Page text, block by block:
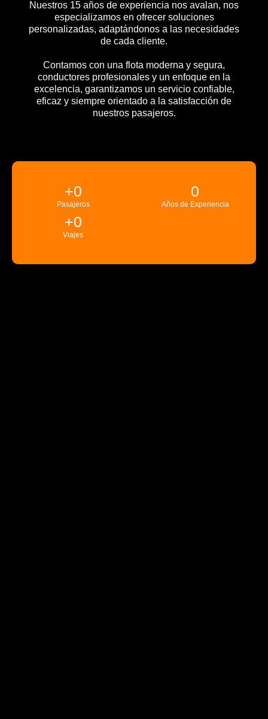
Nuestros 15 años de experiencia nos avalan, nos
especializamos en ofrecer soluciones
personalizadas, adaptándonos a las necesidades
de cada cliente.
Contamos con una flota moderna y segura,
conductores profesionales y un enfoque en la
excelencia, garantizamos un servicio confiable,
eficaz y siempre orientado a la satisfacción de
nuestros pasajeros.
Pasajeros
+0
Años de Experiencia
0
Viajes
+0